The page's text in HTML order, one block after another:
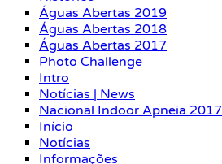
Águas Abertas 2019
Águas Abertas 2018
Águas Abertas 2017
Photo Challenge
Intro
Notícias | News
Nacional Indoor Apneia 2017
Início
Notícias
Informações